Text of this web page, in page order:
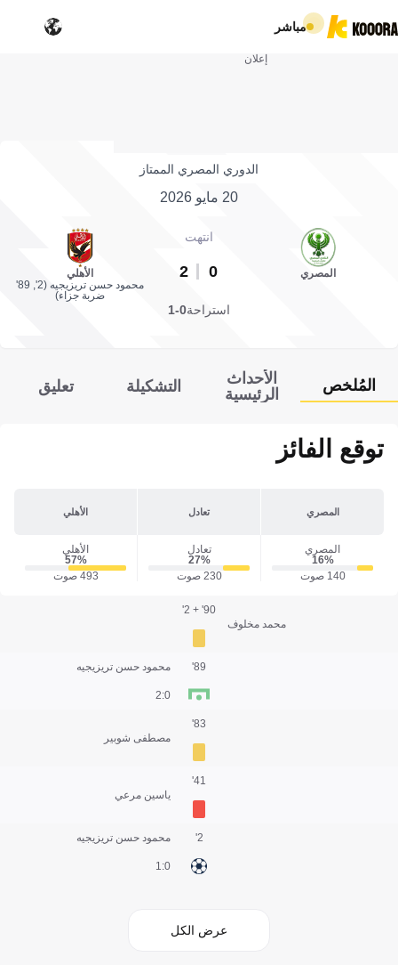
مباشر
إعلان
الدوري المصري الممتاز
20 مايو 2026
المصري
انتهت
0
2
الأهلي
محمود حسن تريزيجيه (2', 89'
ضربة جزاء)
استراحة0-1
المُلخص
الأحداث
الرئيسية
التشكيلة تعليق
توقع الفائز
المصري تعادل الأهلي
المصري
16‎%‎
140 صوت
تعادل
27‎%‎
230 صوت
الأهلي
57‎%‎
493 صوت
محمد مخلوف
90' + 2'
محمود حسن تريزيجيه
0:2
89'
مصطفى شوبير
83'
ياسين مرعي
41'
محمود حسن تريزيجيه
0:1
2'
عرض الكل